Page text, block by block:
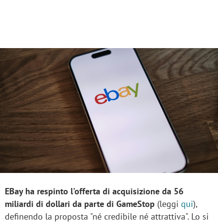
EBay ha respinto l'offerta di acquisizione da 56
miliardi di dollari da parte di GameStop (leggi qui),
definendo la proposta "né credibile né attrattiva". Lo si